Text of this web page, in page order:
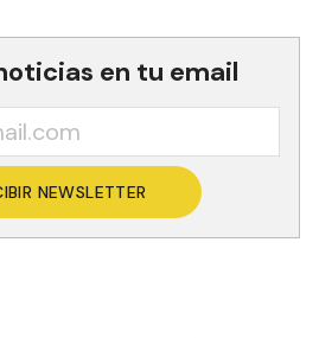
en tu email
NEWSLETTER